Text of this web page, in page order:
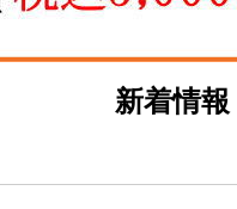
新着情